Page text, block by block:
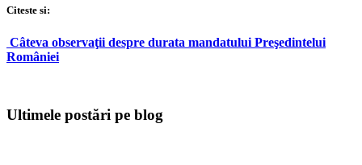
Citeste si:
Câteva observaţii despre durata mandatului Preşedintelui
României
Ultimele postări pe blog